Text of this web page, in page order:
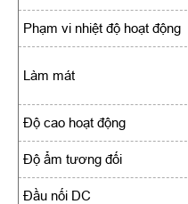
Phạm vi nhiệt độ hoạt động
Làm mát
Độ cao hoạt động
Độ ẩm tương đối
Đầu nối DC